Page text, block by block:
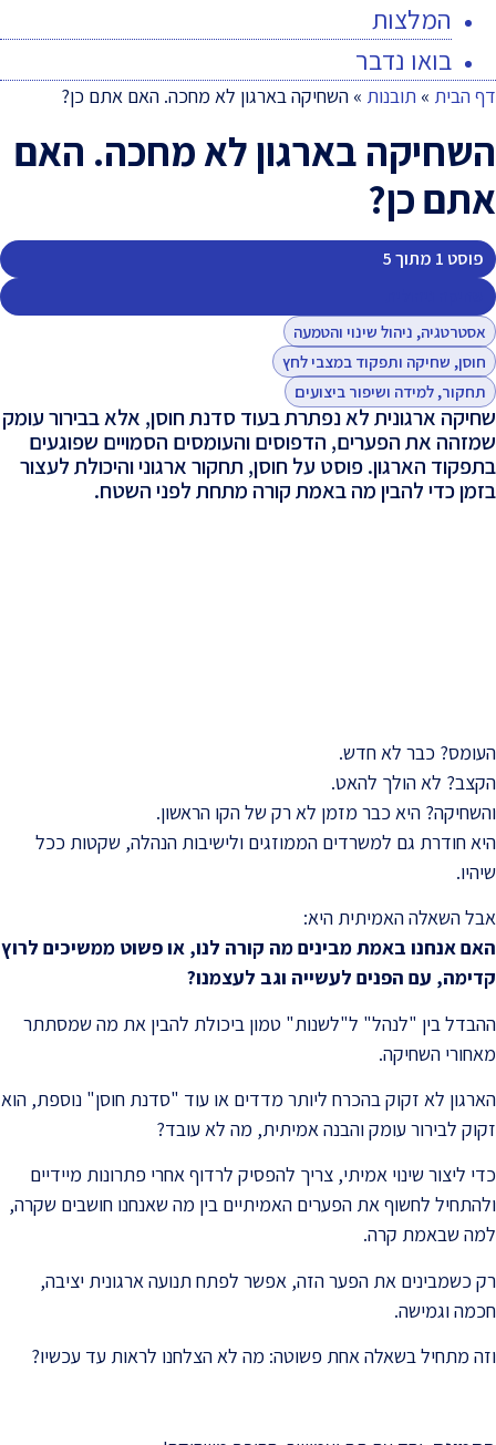
המלצות
בואו נדבר
דף הבית » תובנות » השחיקה בארגון לא מחכה. האם אתם כן?
השחיקה בארגון לא מחכה. האם
אתם כן?
פוסט 1 מתוך 5
אסטרטגיה, ניהול שינוי והטמעה
חוסן, שחיקה ותפקוד במצבי לחץ
תחקור, למידה ושיפור ביצועים
שחיקה ארגונית לא נפתרת בעוד סדנת חוסן, אלא בבירור עומק
שמזהה את הפערים, הדפוסים והעומסים הסמויים שפוגעים
בתפקוד הארגון. פוסט על חוסן, תחקור ארגוני והיכולת לעצור
בזמן כדי להבין מה באמת קורה מתחת לפני השטח.
העומס? כבר לא חדש.
הקצב? לא הולך להאט.
והשחיקה? היא כבר מזמן לא רק של הקו הראשון.
היא חודרת גם למשרדים הממוזגים ולישיבות הנהלה, שקטות ככל
שיהיו.
אבל השאלה האמיתית היא:
האם אנחנו באמת מבינים מה קורה לנו, או פשוט ממשיכים לרוץ
קדימה, עם הפנים לעשייה וגב לעצמנו?
ההבדל בין "לנהל" ל"לשנות" טמון ביכולת להבין את מה שמסתתר
מאחורי השחיקה.
הארגון לא זקוק בהכרח ליותר מדדים או עוד "סדנת חוסן" נוספת, הוא
זקוק לבירור עומק והבנה אמיתית, מה לא עובד?
כדי ליצור שינוי אמיתי, צריך להפסיק לרדוף אחרי פתרונות מיידיים
ולהתחיל לחשוף את הפערים האמיתיים בין מה שאנחנו חושבים שקרה,
למה שבאמת קרה.
רק כשמבינים את הפער הזה, אפשר לפתח תנועה ארגונית יציבה,
חכמה וגמישה.
וזה מתחיל בשאלה אחת פשוטה: מה לא הצלחנו לראות עד עכשיו?